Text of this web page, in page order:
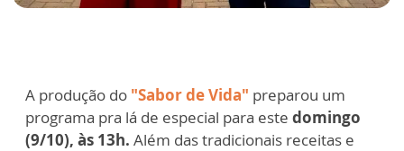
A produção do "Sabor de Vida" preparou um
programa pra lá de especial para este domingo
(9/10), às 13h. Além das tradicionais receitas e